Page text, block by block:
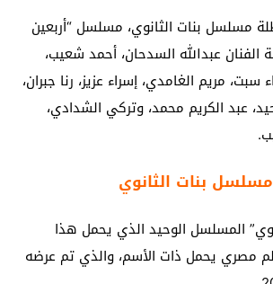
مسلسل بنات الثانوي، مسلسل “أربعين
عبدالله السدحان، أحمد شعيب،
مريم الغامدي، إسراء عزيز، رنا جبران،
عبد الكريم محمد، وتركي الشدادي،
بنات الثانوي
المسلسل الوحيد الذي يحمل هذا
مصري يحمل ذات الأسم، والذي تم عرضه